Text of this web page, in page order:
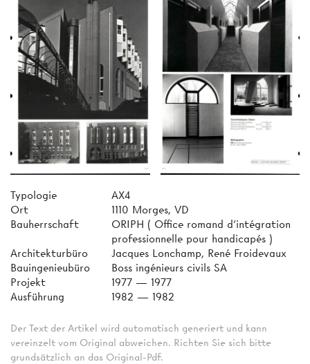
Typologie
AX4
Ort
1110 Morges, VD
Bauherrschaft
ORIPH ( Office romand d'intégration
professionnelle pour handicapés )
Architekturbüro
Jacques Lonchamp, René Froidevaux
Bauingenieubüro
Boss ingénieurs civils SA
Projekt
1977 — 1977
Ausführung
1982 — 1982
Der Text der Artikel wird automatisch generiert und kann
vereinzelt vom Original abweichen. Richten Sie sich bitte
grundsätzlich an das Original-Pdf.